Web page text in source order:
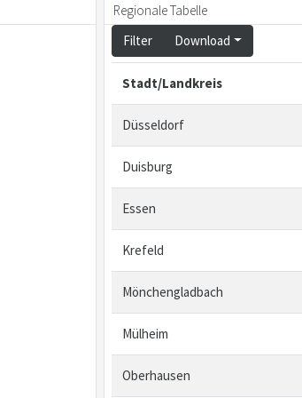
Regionale Tabelle
Filter
Download
Stadt/Landkreis
Düsseldorf
Duisburg
Essen
Krefeld
Mönchengladbach
Mülheim
Oberhausen